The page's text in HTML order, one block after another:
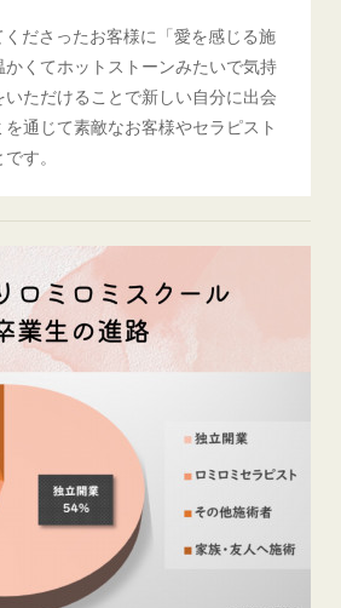
ださったお客様に「愛を感じる施
くてホットストーンみたいで気持
ただけることで新しい自分に出会
通じて素敵なお客様やセラピスト
す。